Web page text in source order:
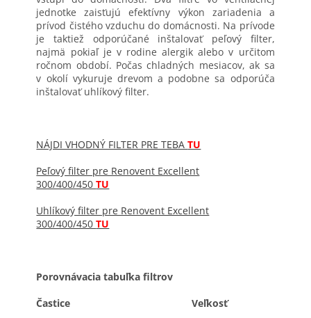
jednotke zaisťujú efektívny výkon zariadenia a
prívod čistého vzduchu do domácnosti. Na prívode
je taktiež odporúčané inštalovať peľový filter,
najmä pokiaľ je v rodine alergik alebo v určitom
ročnom období. Počas chladných mesiacov, ak sa
v okolí vykuruje drevom a podobne sa odporúča
inštalovať uhlíkový filter.
NÁJDI VHODNÝ FILTER PRE TEBATU
Peľový filter pre Renovent Excellent
300/400/450TU
Uhlíkový filter pre Renovent Excellent
300/400/450TU
Porovnávacia tabuľka filtrov
Častice
Veľkosť